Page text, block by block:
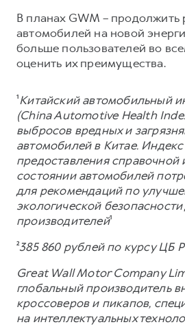
В планах GWM – продолжить
автомобилей на новой
больше пользователей во
оценить их преимущества.
¹Китайский автомобильный
(China Automotive Health
выбросов вредных и
автомобилей в Китае.
предоставления
состоянии автомобилей
для рекомендаций по
экологической
производителей¹
²385 860 рублей по курсу ЦБ
Great Wall Motor Company
глобальный производитель
кроссоверов и пикапов,
на интеллектуальных